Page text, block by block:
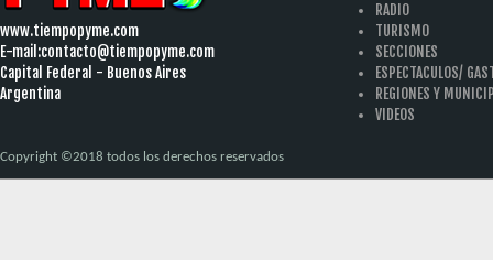
www.tiempopyme.com
E-mail:contacto@tiempopyme.com
Capital Federal - Buenos Aires
Argentina
RADIO
TURISMO
SECCIONES
ESPECTACULOS/
REGIONES Y
VIDEOS
Copyright ©2018 todos los derechos reservados